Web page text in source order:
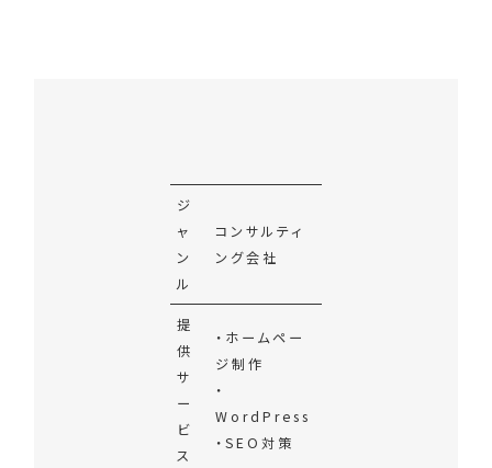
ジ
ャ
ン
ル
コンサルティ
ング会社
提
供
サ
ー
ビ
ス
・ホームペー
ジ制作
・
WordPress
・SEO対策